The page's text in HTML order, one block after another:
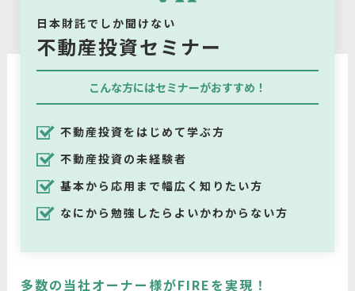
日本財託でしか聞けない
不動産投資セミナー
こんな方にはセミナーがおすすめ！
不動産投資をはじめて学ぶ方
不動産投資の未経験者
基本から応用まで幅広く知りたい方
なにから勉強したらよいかわからない方
多数の当社オーナー様がFIREを実現！